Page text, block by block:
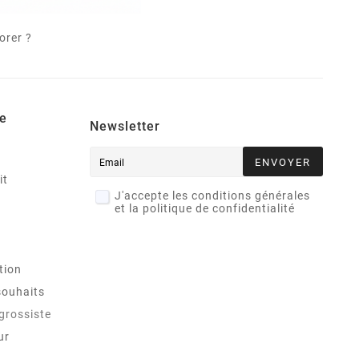
?
Newsletter
ENVOYER
J'accepte les conditions générales
et la politique de confidentialité